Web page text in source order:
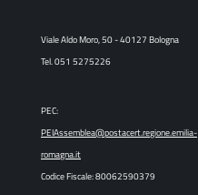
Viale Aldo Moro, 50 - 40127 Bologna
Tel. 051 5275226
PEC:
PEIAssemblea@postacert.regione.emilia-
romagna.it
Codice Fiscale: 80062590379